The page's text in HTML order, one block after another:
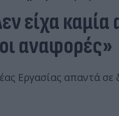
είχα
αναφορές»
Εργασίας απαντά